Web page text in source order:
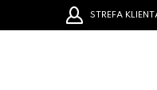
STREFA